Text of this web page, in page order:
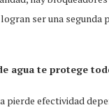
ser una
agua te protege
pierde efectividad